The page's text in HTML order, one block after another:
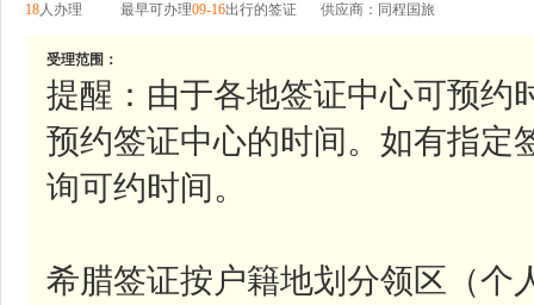
18人办理 最早可办理09-16出行的签证 供应商：同程国旅
受理范围：
提醒：由于各地签证中心可预约
预约签证中心的时间。如有指定
询可约时间。
希腊签证按户籍地划分领区（个